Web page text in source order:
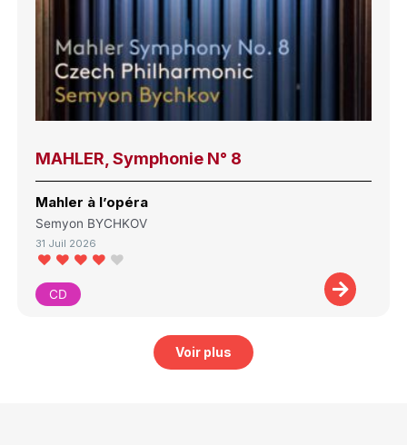
MAHLER, Symphonie N° 8
Mahler à l’opéra
Semyon BYCHKOV
31 Juil 2026
CD
Voir plus